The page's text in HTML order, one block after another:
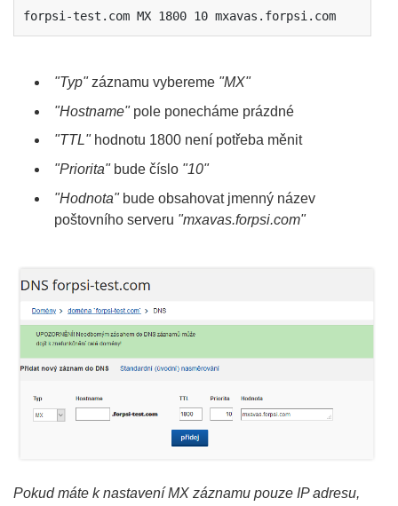
forpsi-test.com MX 1800 10 mxavas.forpsi.com
"Typ"záznamu vybereme "MX"
"Hostname"pole ponecháme prázdné
"TTL"hodnotu 1800 není potřeba měnit
"Priorita"bude číslo "10"
"Hodnota"bude obsahovat jmenný název
poštovního serveru "mxavas.forpsi.com"
Pokud máte k nastavení MX záznamu pouze IP adresu,